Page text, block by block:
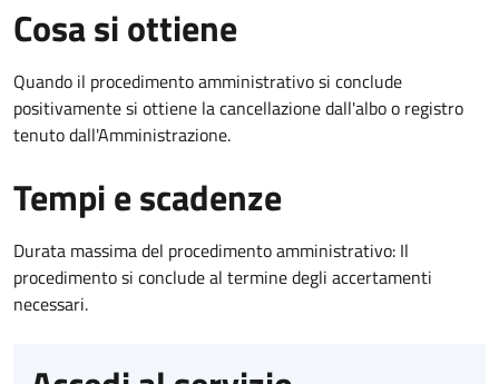
Cosa si ottiene
Quando il procedimento amministrativo si conclude
positivamente si ottiene la cancellazione dall'albo o registro
tenuto dall'Amministrazione.
Tempi e scadenze
Durata massima del procedimento amministrativo: Il
procedimento si conclude al termine degli accertamenti
necessari.